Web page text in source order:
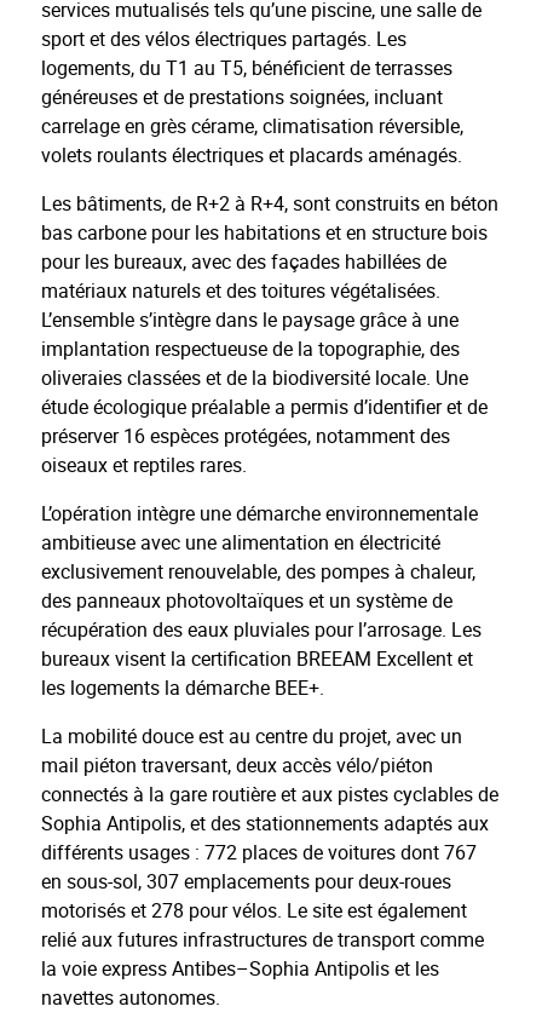
services mutualisés tels qu’une piscine, une salle de
sport et des vélos électriques partagés. Les
logements, du T1 au T5, bénéficient de terrasses
généreuses et de prestations soignées, incluant
carrelage en grès cérame, climatisation réversible,
volets roulants électriques et placards aménagés.
Les bâtiments, de R+2 à R+4, sont construits en béton
bas carbone pour les habitations et en structure bois
pour les bureaux, avec des façades habillées de
matériaux naturels et des toitures végétalisées.
L’ensemble s’intègre dans le paysage grâce à une
implantation respectueuse de la topographie, des
oliveraies classées et de la biodiversité locale. Une
étude écologique préalable a permis d’identifier et de
préserver 16 espèces protégées, notamment des
oiseaux et reptiles rares.
L’opération intègre une démarche environnementale
ambitieuse avec une alimentation en électricité
exclusivement renouvelable, des pompes à chaleur,
des panneaux photovoltaïques et un système de
récupération des eaux pluviales pour l’arrosage. Les
bureaux visent la certification BREEAM Excellent et
les logements la démarche BEE+.
La mobilité douce est au centre du projet, avec un
mail piéton traversant, deux accès vélo/piéton
connectés à la gare routière et aux pistes cyclables de
Sophia Antipolis, et des stationnements adaptés aux
différents usages : 772 places de voitures dont 767
en sous-sol, 307 emplacements pour deux-roues
motorisés et 278 pour vélos. Le site est également
relié aux futures infrastructures de transport comme
la voie express Antibes–Sophia Antipolis et les
navettes autonomes.